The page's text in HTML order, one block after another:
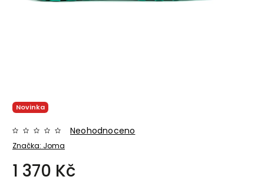
Novinka
Značka: Joma
Neohodnoceno
1 370 Kč